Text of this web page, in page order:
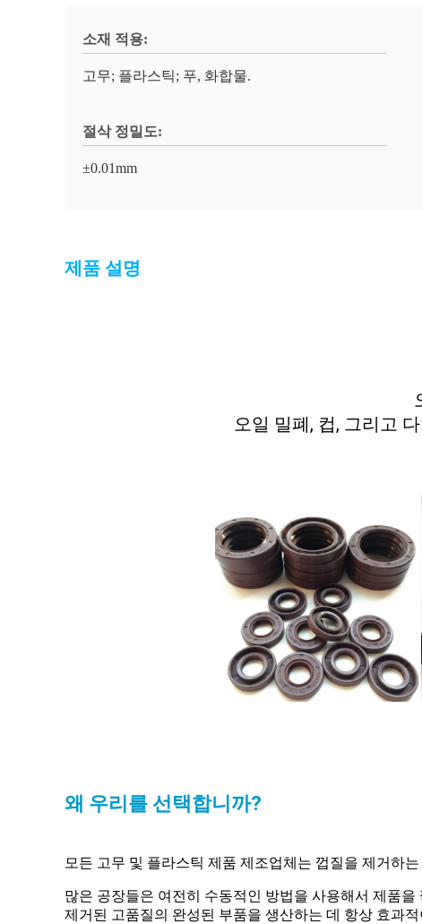
소재 적용:
고무; 플라스틱; 푸, 화합물.
절삭 정밀도:
±0.01mm
제품 설명
오일 밀폐, 컵, 그리고
왜 우리를 선택합니까?
모든 고무 및 플라스틱 제품 제조업체는 껍질을 제거하
많은 공장들은 여전히 수동적인 방법을 사용해서 제품
제거된 고품질의 완성된 부품을 생산하는 데 항상 효과적